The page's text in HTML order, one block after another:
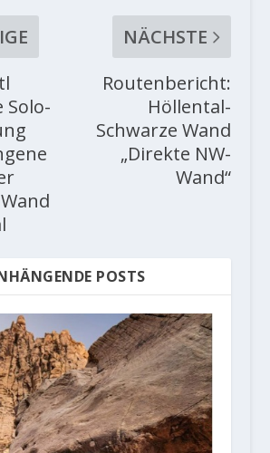
Solo-
NÄCHSTE
Routenbericht:
Höllental-
Schwarze Wand
„Direkte NW-
Wand“
POSTS